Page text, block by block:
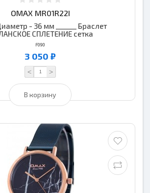
OMAX MR01R22I
Диаметр - 36 мм ______ Браслет
СПЛЕТЕНИЕ сетка
F090
3 050 ₽
< >
В корзину